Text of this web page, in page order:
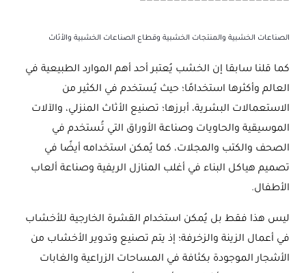
الصناعات الخشبية والمنتجات الخشبية وقطاع الصناعات الخشبية والأثاث
كما قلنا سابقا إن الخشب يُعتبر أحد أهم الموارد الطبيعية في
العالم وأكثرها استخدامًا؛ حيث يُستخدم في الكثير من
الاستعمالات البشرية، أبرزها؛ تصنيع الأثاث المنزلي، والآلات
الموسيقية والحاويات وصناعة الأوراق التي تُستخدم في
الصحف والكتب والمجلات، كما يُمكن استخدامه أيضًا في
تصميم هياكل البناء في أغلب المنازل الريفية وصناعة ألعاب
الأطفال.
ليس هذا فقط بل يُمكن استخدام القشرة الخارجية للأخشاب
في أعمال الزينة والزخرفة؛ إذ يتم تصنيع وتدوير الأخشاب من
الأشجار الموجودة بكثافة في المساحات الزراعية والغابات